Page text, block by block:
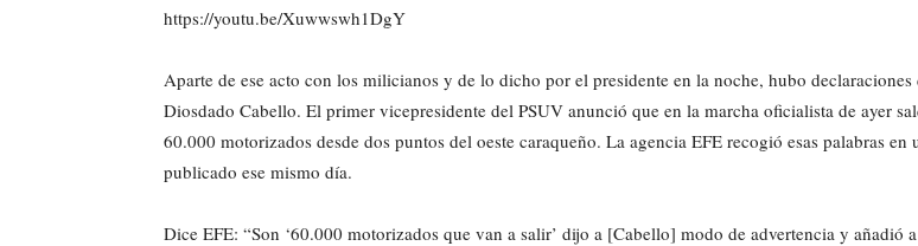
https://youtu.be/Xuwwswh1DgY
Aparte de ese acto con los milicianos y de lo dicho por el presidente en la noche, hubo declaraciones
Diosdado Cabello. El primer vicepresidente del PSUV anunció que en la marcha oficialista de ayer
60.000 motorizados desde dos puntos del oeste caraqueño. La agencia EFE recogió esas palabras en
publicado ese mismo día.
Dice EFE: “Son ‘60.000 motorizados que van a salir’ dijo a [Cabello] modo de advertencia y añadió a